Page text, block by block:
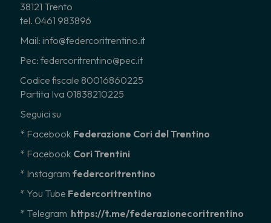
38121 Trento
tel. 0461 983896
Mail: info@federcoritrentino.it
Pec: federcoritrentino@pec.it
Codice fiscale 80016860225
Partita Iva 01838210225
Seguici su
* Facebook Federazione Cori del Trentino
* Facebook Cori Trentini
* Instagram federcoritrentino
* You Tube Federcoritrentino
* Telegram https://t.me/federazionecoritrentino